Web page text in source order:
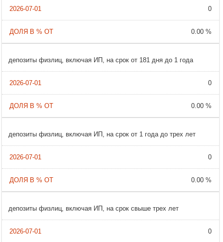
0
0.00 %
депозиты физлиц, включая ИП, на срок от 181 дня до 1 года
0
0.00 %
депозиты физлиц, включая ИП, на срок от 1 года до трех лет
0
0.00 %
депозиты физлиц, включая ИП, на срок свыше трех лет
0